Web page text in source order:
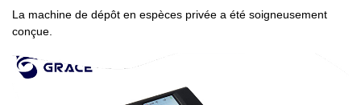
La machine de dépôt en espèces privée a été soigneusement
conçue.